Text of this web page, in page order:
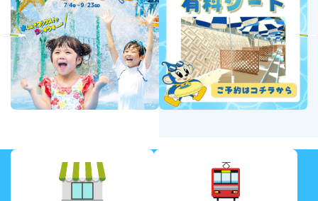
Next